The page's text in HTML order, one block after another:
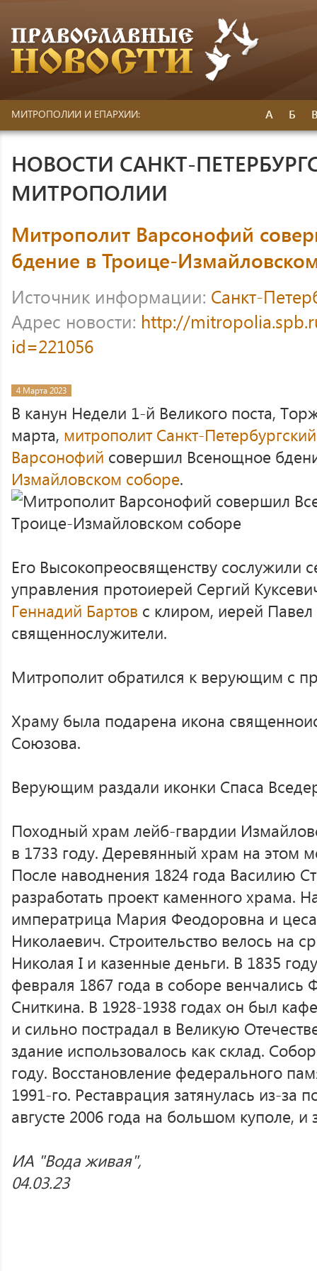
МИТРОПОЛИИ И ЕПАРХИИ: А Б
НОВОСТИ САНКТ-
МИТРОПОЛИИ
Митрополит Варсонофий
бдение в Троице-
Источник информации: Санкт-
Адрес новости: http://
id=221056
4 Марта 2023
В канун Недели 1-й Великого поста,
марта, митрополит Санкт-
Варсонофий совершил Всенощное
Измайловском соборе.
Его Высокопреосвященству сослужили
управления протоиерей Сергий
Геннадий Бартов с клиром, иерей
священнослужители.
Митрополит обратился к верующим с
Храму была подарена икона
Союзова.
Верующим раздали иконки Спаса
Походный храм лейб-гвардии
в 1733 году. Деревянный храм на этом
После наводнения 1824 года Василию
разработать проект каменного храма.
императрица Мария Феодоровна и
Николаевич. Строительство велось на
Николая I и казенные деньги. В 1835
февраля 1867 года в соборе венчались
Сниткина. В 1928-1938 годах он был
и сильно пострадал в Великую
здание использовалось как склад.
году. Восстановление федерального
1991-го. Реставрация затянулась из-за
августе 2006 года на большом куполе, и
ИА "Вода живая",
04.03.23